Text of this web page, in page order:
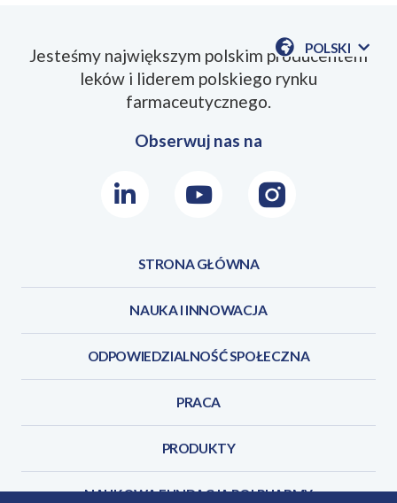
POLSKI
POKAŻ
Jesteśmy największym polskim producentem
leków i liderem polskiego rynku
farmaceutycznego.
Obserwuj nas na
LinkedInYoutubeInstagram
STRONA GŁÓWNA
NAUKA I INNOWACJA
ODPOWIEDZIALNOŚĆ SPOŁECZNA
PRACA
PRODUKTY
NAUKOWA FUNDACJA POLPHARMY